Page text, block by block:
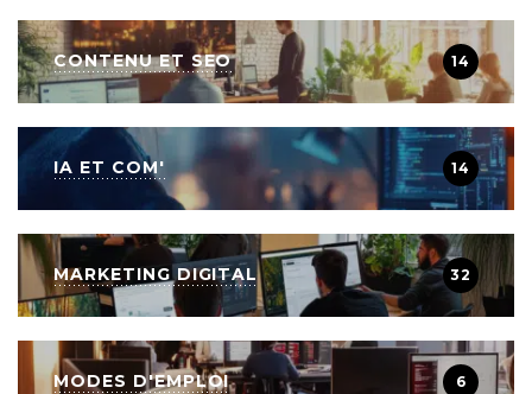
CONTENU ET SEO 14
IA ET COM' 14
MARKETING DIGITAL 32
MODES D'EMPLOI 6